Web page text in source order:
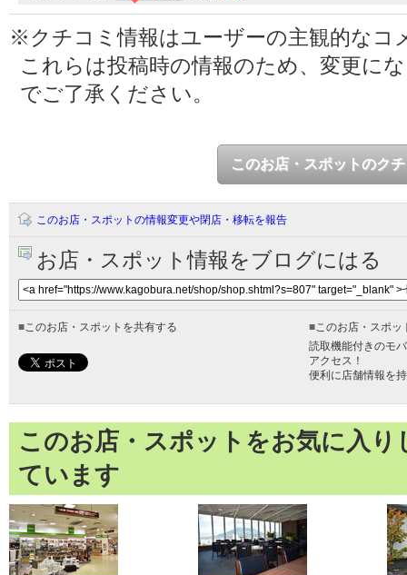
※クチコミ情報はユーザーの主観的なコ
これらは投稿時の情報のため、変更に
でご了承ください。
このお店・スポットのク
このお店・スポットの情報変更や閉店・移転を報告
お店・スポット情報をブログにはる
■このお店・スポットを共有する ■このお店・スポッ
読取機能付きのモ
アクセス！
便利に店舗情報を
このお店・スポットをお気に入
ています